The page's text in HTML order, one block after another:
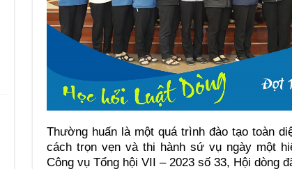
Thường huấn là một quá trình đào tạo toàn
cách trọn vẹn và thi hành sứ vụ ngày một
Công vụ Tổng hội VII – 2023 số 33, Hội dòng